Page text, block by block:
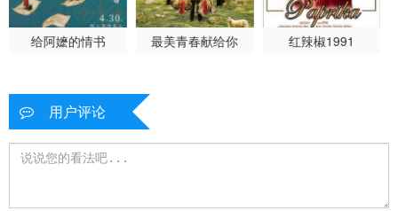
给阿嬷的情书 最美青春献给你 红辣椒1991
用户评论